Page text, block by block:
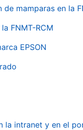
mamparas en la
FNMT-RCM
EPSON
la intranet y en el